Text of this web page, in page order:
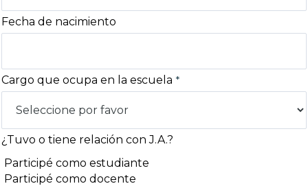
Fecha de nacimiento
Cargo que ocupa en la escuela
¿Tuvo o tiene relación con J.A.?
Participé como estudiante
Participé como docente